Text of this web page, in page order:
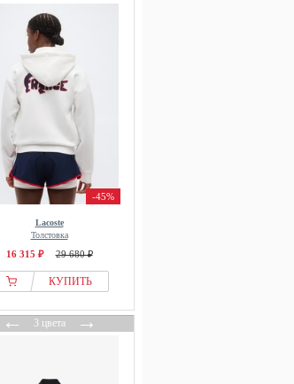
-45%
Lacoste
Толстовка
16 315 ₽ 29 680 ₽
КУПИТЬ
←3 цвета→